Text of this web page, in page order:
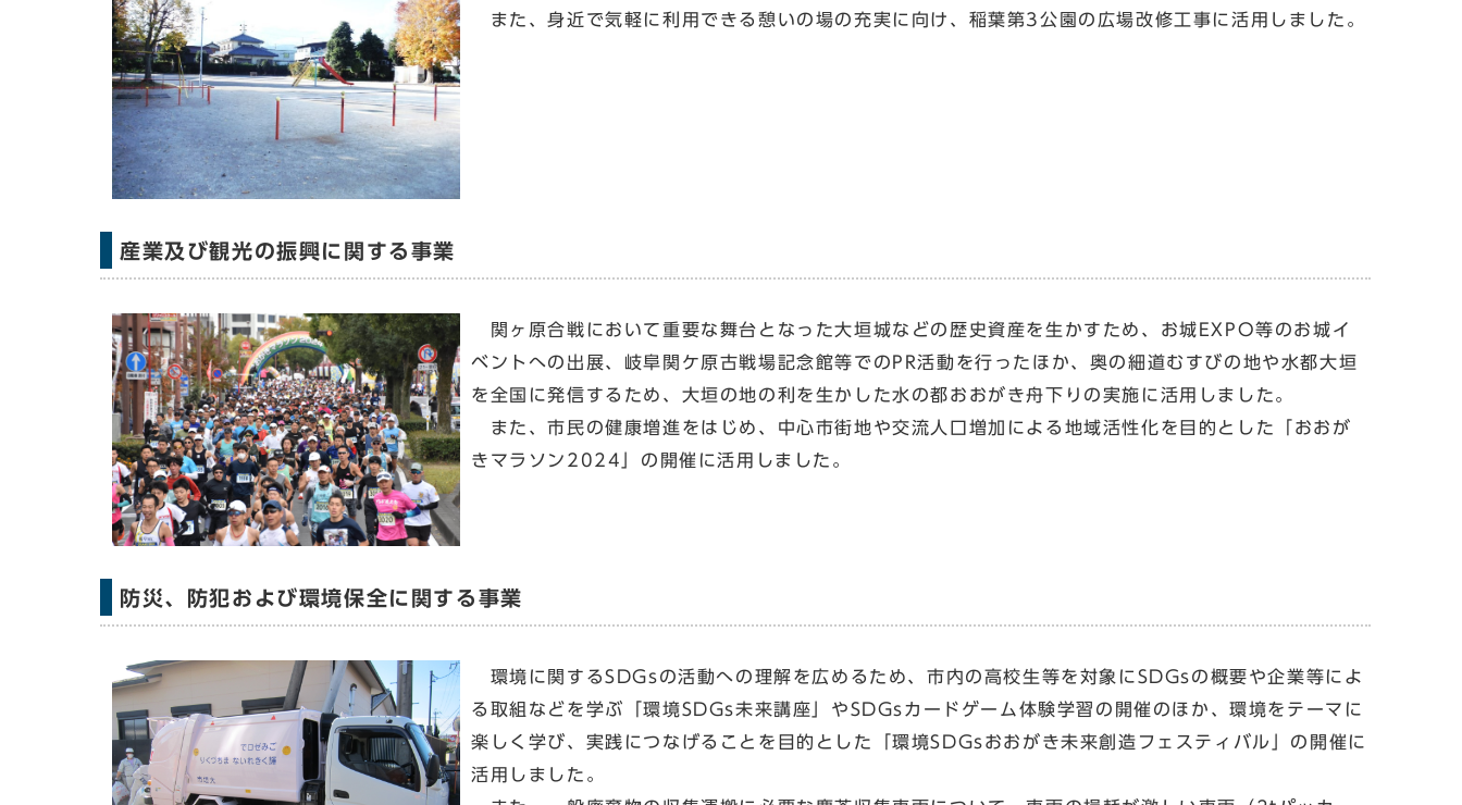
また、身近で気軽に利用できる憩いの場の充実に向け、稲葉第3公園の広場改修工事に活用しました。
産業及び観光の振興に関する事業
関ヶ原合戦において重要な舞台となった大垣城などの歴史資産を生かすため、お城EXPO等のお城イ
ベントへの出展、岐阜関ケ原古戦場記念館等でのPR活動を行ったほか、奥の細道むすびの地や水都大垣
を全国に発信するため、大垣の地の利を生かした水の都おおがき舟下りの実施に活用しました。
また、市民の健康増進をはじめ、中心市街地や交流人口増加による地域活性化を目的とした「おおが
きマラソン2024」の開催に活用しました。
防災、防犯および環境保全に関する事業
環境に関するSDGsの活動への理解を広めるため、市内の高校生等を対象にSDGsの概要や企業等によ
る取組などを学ぶ「環境SDGs未来講座」やSDGsカードゲーム体験学習の開催のほか、環境をテーマに
楽しく学び、実践につなげることを目的とした「環境SDGsおおがき未来創造フェスティバル」の開催に
活用しました。